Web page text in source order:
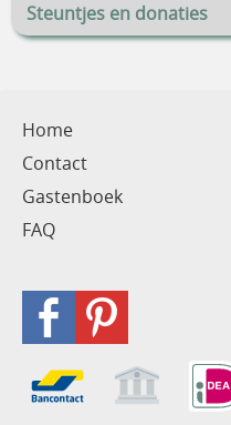
Steuntjes en donaties
Home
Contact
Gastenboek
FAQ